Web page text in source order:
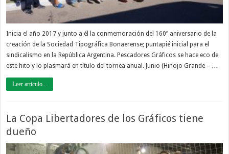
Inicia el año 2017 y junto a él la conmemoración del 160º aniversario de la
creación de la Sociedad Tipográfica Bonaerense; puntapié inicial para el
sindicalismo en la República Argentina. Pescadores Gráficos se hace eco de
este hito y lo plasmará en título del tornea anual. Junio (Hinojo Grande – …
Leer artículo...
La Copa Libertadores de los Gráficos tiene
dueño